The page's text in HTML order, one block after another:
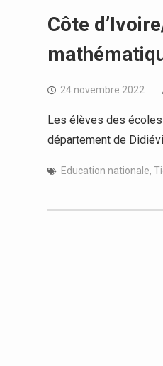
Côte
24 novembre 2022
Les élèves des
département de
Education nationale,